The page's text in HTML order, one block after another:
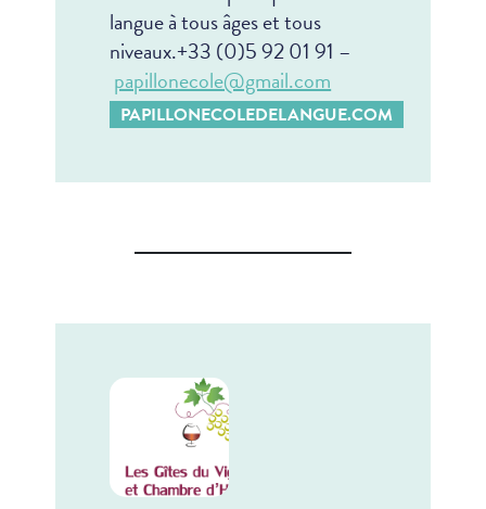
langue à tous âges et tous
niveaux.+33 (0)5 92 01 91 –
papillonecole@gmail.com
PAPILLONECOLEDELANGUE.COM